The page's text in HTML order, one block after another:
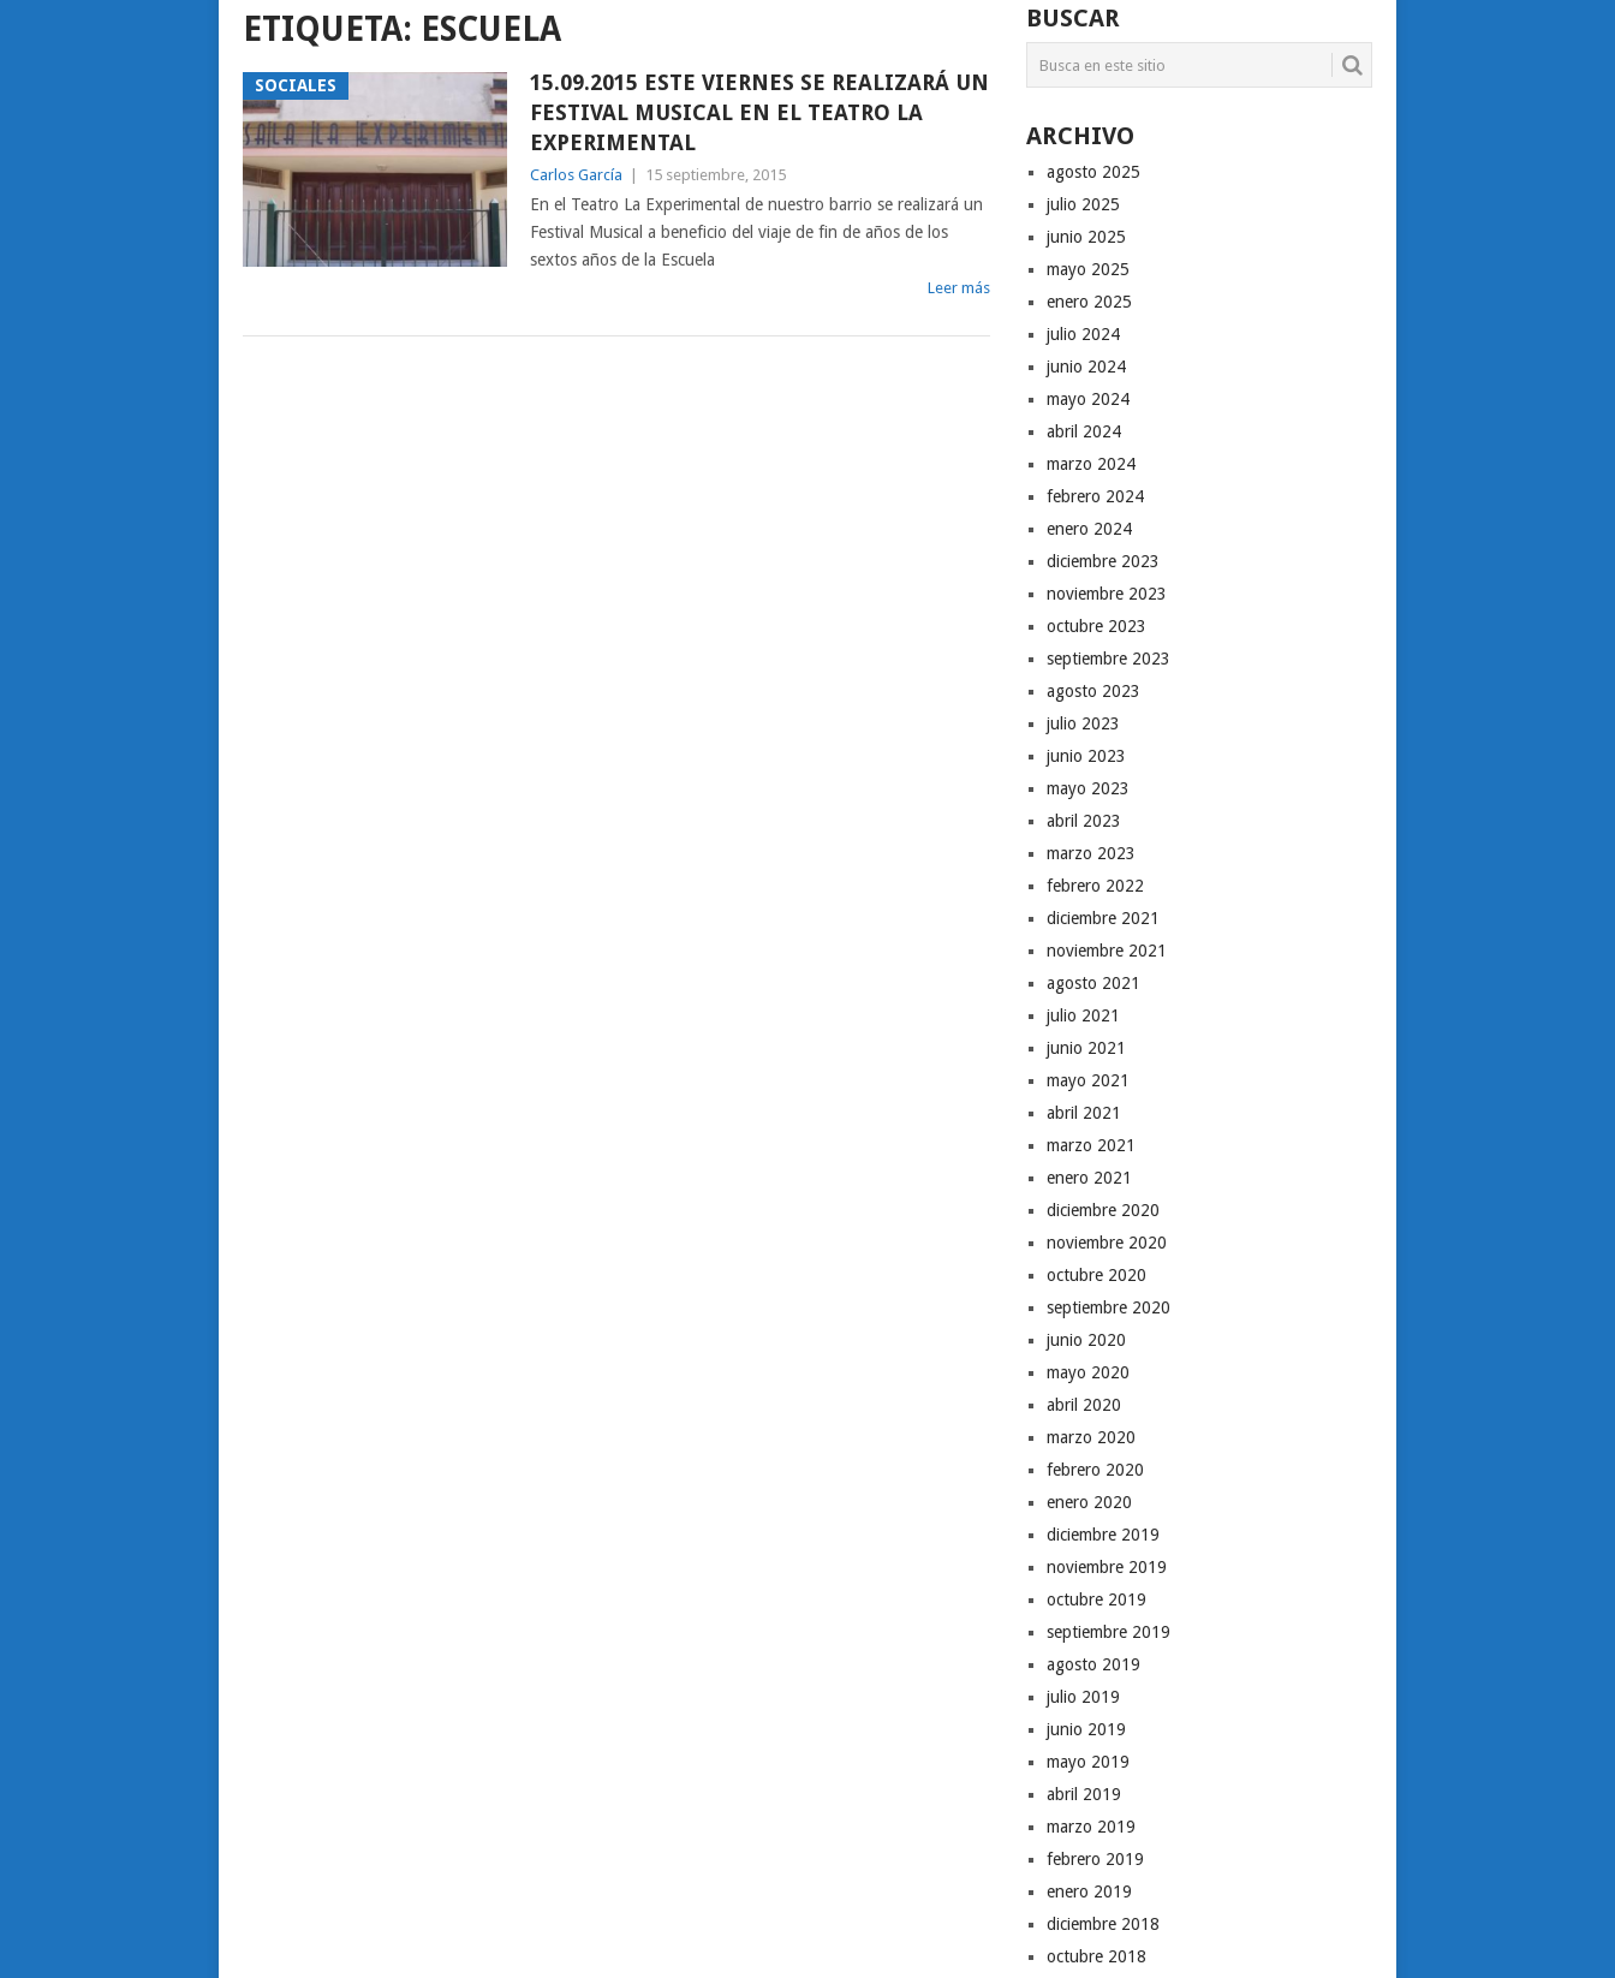
ETIQUETA: ESCUELA
SOCIALES
15.09.2015 ESTE VIERNES SE REALIZARÁ UN
FESTIVAL MUSICAL EN EL TEATRO LA
EXPERIMENTAL
Carlos García 15 septiembre, 2015
En el Teatro La Experimental de nuestro barrio se realizará un
Festival Musical a beneficio del viaje de fin de años de los
sextos años de la Escuela
Leer más
BUSCAR
ARCHIVO
agosto 2025
julio 2025
junio 2025
mayo 2025
enero 2025
julio 2024
junio 2024
mayo 2024
abril 2024
marzo 2024
febrero 2024
enero 2024
diciembre 2023
noviembre 2023
octubre 2023
septiembre 2023
agosto 2023
julio 2023
junio 2023
mayo 2023
abril 2023
marzo 2023
febrero 2022
diciembre 2021
noviembre 2021
agosto 2021
julio 2021
junio 2021
mayo 2021
abril 2021
marzo 2021
enero 2021
diciembre 2020
noviembre 2020
octubre 2020
septiembre 2020
junio 2020
mayo 2020
abril 2020
marzo 2020
febrero 2020
enero 2020
diciembre 2019
noviembre 2019
octubre 2019
septiembre 2019
agosto 2019
julio 2019
junio 2019
mayo 2019
abril 2019
marzo 2019
febrero 2019
enero 2019
diciembre 2018
octubre 2018